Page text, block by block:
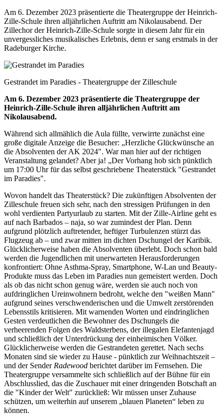
Am 6. Dezember 2023 präsentierte die Theatergruppe der Heinrich-
Zille-Schule ihren alljährlichen Auftritt am Nikolausabend. Der
Zillechor der Heinrich-Zille-Schule sorgte in diesem Jahr für ein
unvergessliches musikalisches Erlebnis, denn er sang erstmals in der
Radeburger Kirche.
Gestrandet im Paradies - Theatergruppe der Zilleschule
Am 6. Dezember 2023 präsentierte die Theatergruppe der
Heinrich-Zille-Schule ihren alljährlichen Auftritt am
Nikolausabend.
Während sich allmählich die Aula füllte, verwirrte zunächst eine
große digitale Anzeige die Besucher: „Herzliche Glückwünsche an
die Absolventen der AK 2024". War man hier auf der richtigen
Veranstaltung gelandet? Aber ja! „Der Vorhang hob sich pünktlich
um 17:00 Uhr für das selbst geschriebene Theaterstück "Gestrandet
im Paradies".
Wovon handelt das Theaterstück? Die zukünftigen Absolventen der
Zilleschule freuen sich sehr, nach den stressigen Prüfungen in den
wohl verdienten Partyurlaub zu starten. Mit der Zille-Airline geht es
auf nach Barbados – naja, so war zumindest der Plan. Denn
aufgrund plötzlich auftretender, heftiger Turbulenzen stürzt das
Flugzeug ab – und zwar mitten im dichten Dschungel der Karibik.
Glücklicherweise haben die Absolventen überlebt. Doch schon bald
werden die Jugendlichen mit unerwarteten Herausforderungen
konfrontiert: Ohne Asthma-Spray, Smartphone, W-Lan und Beauty-
Produkte muss das Leben im Paradies nun gemeistert werden. Doch
als ob das nicht schon genug wäre, werden sie auch noch von
aufdringlichen Ureinwohnern bedroht, welche den "weißen Mann"
aufgrund seines verschwenderischen und die Umwelt zerstörenden
Lebensstils kritisieren. Mit warnenden Worten und eindringlichen
Gesten verdeutlichen die Bewohner des Dschungels die
verheerenden Folgen des Waldsterbens, der illegalen Elefantenjagd
und schließlich der Unterdrückung der einheimischen Völker.
Glücklicherweise werden die Gestrandeten gerettet. Nach sechs
Monaten sind sie wieder zu Hause - pünktlich zur Weihnachtszeit –
und der Sender Radewood berichtet darüber im Fernsehen. Die
Theatergruppe versammelte sich schließlich auf der Bühne für ein
Abschlusslied, das die Zuschauer mit einer dringenden Botschaft an
die "Kinder der Welt" zurückließ: Wir müssen unser Zuhause
schützen, um weiterhin auf unserem „blauen Planeten“ leben zu
können.